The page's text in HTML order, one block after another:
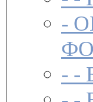
-
- -